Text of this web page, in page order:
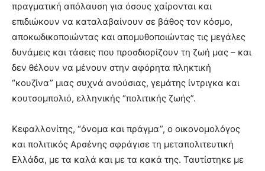
πραγματική απόλαυση για όσους χαίρονται και
επιδιώκουν να καταλαβαίνουν σε βάθος τον κόσμο,
αποκωδικοποιώντας και απομυθοποιώντας τις μεγάλες
δυνάμεις και τάσεις που προσδιορίζουν τη ζωή μας – και
δεν θέλουν να μένουν στην αφόρητα πληκτική
“κουζίνα” μιας συχνά ανούσιας, γεμάτης ίντριγκα και
κουτσομπολιό, ελληνικής “πολιτικής ζωής”.
Κεφαλλονίτης, “όνομα και πράγμα”, ο οικονομολόγος
και πολιτικός Αρσένης σφράγισε τη μεταπολιτευτική
Ελλάδα, με τα καλά και με τα κακά της. Ταυτίστηκε με